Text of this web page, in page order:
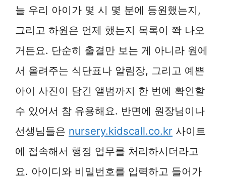
늘 우리 아이가 몇 시 몇 분에 등원했는지,
그리고 하원은 언제 했는지 목록이 쫙 나오
거든요. 단순히 출결만 보는 게 아니라 원에
서 올려주는 식단표나 알림장, 그리고 예쁜
아이 사진이 담긴 앨범까지 한 번에 확인할
수 있어서 참 유용해요. 반면에 원장님이나
선생님들은 nursery.kidscall.co.kr 사이트
에 접속해서 행정 업무를 처리하시더라고
요. 아이디와 비밀번호를 입력하고 들어가